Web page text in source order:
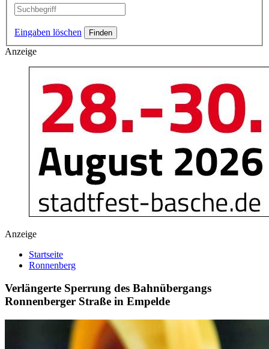
Eingaben löschen
Anzeige
Anzeige
Startseite
Ronnenberg
Verlängerte Sperrung des Bahnübergangs
Ronnenberger Straße in Empelde